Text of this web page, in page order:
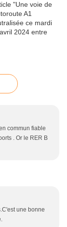
commun fiable
. Or le RER B
une bonne